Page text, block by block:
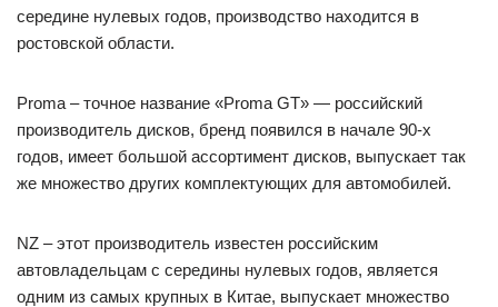
середине нулевых годов, производство находится в
ростовской области.
Proma – точное название «Proma GT» — российский
производитель дисков, бренд появился в начале 90-х
годов, имеет большой ассортимент дисков, выпускает так
же множество других комплектующих для автомобилей.
NZ – этот производитель известен российским
автовладельцам с середины нулевых годов, является
одним из самых крупных в Китае, выпускает множество